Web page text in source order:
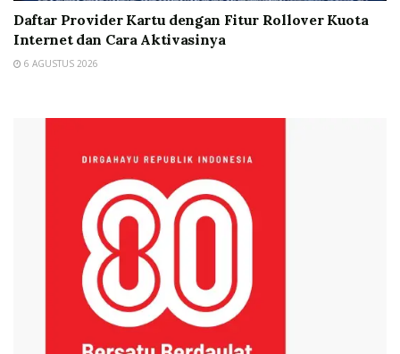
Daftar Provider Kartu dengan Fitur Rollover Kuota
Internet dan Cara Aktivasinya
6 AGUSTUS 2026